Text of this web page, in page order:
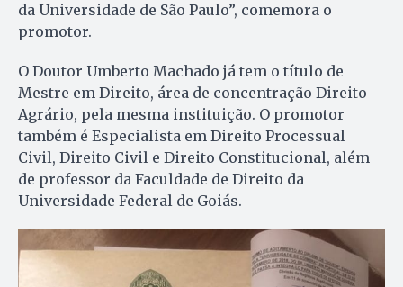
da Universidade de São Paulo”, comemora o
promotor.
O Doutor Umberto Machado já tem o título de
Mestre em Direito, área de concentração Direito
Agrário, pela mesma instituição. O promotor
também é Especialista em Direito Processual
Civil, Direito Civil e Direito Constitucional, além
de professor da Faculdade de Direito da
Universidade Federal de Goiás.